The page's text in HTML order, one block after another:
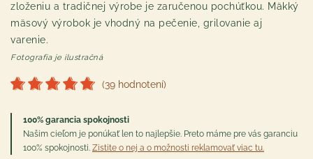
zloženiu a tradičnej výrobe je zaručenou pochúťkou. Mäkký
mäsový výrobok je vhodný na pečenie, grilovanie aj
varenie.
Fotografia je ilustračná
(39 hodnotení)
100% garancia spokojnosti
Našim cieľom je ponúkať len to najlepšie. Preto máme pre vás garanciu
100% spokojnosti. Zistite o nej a o možnosti reklamovať viac tu.